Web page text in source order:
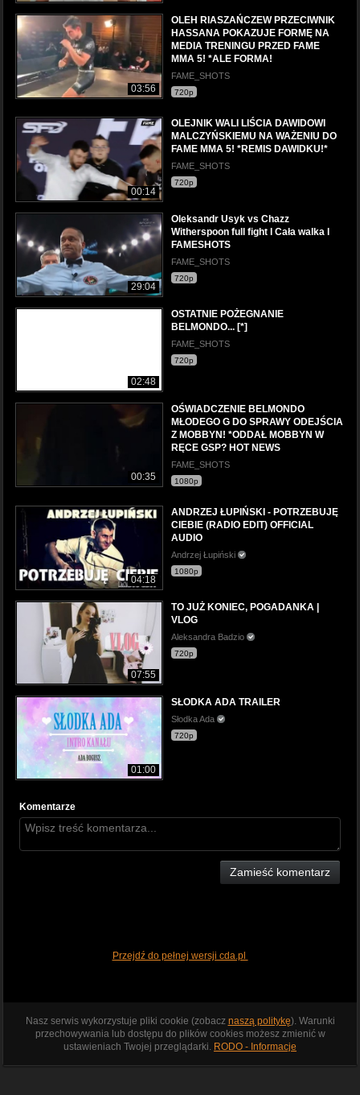
03:56
OLEH RIASZAŃCZEW PRZECIWNIK
HASSANA POKAZUJE FORMĘ NA
MEDIA TRENINGU PRZED FAME
MMA 5! *ALE FORMA!
FAME_SHOTS
720p
00:14
OLEJNIK WALI LIŚCIA DAWIDOWI
MALCZYŃSKIEMU NA WAŻENIU DO
FAME MMA 5! *REMIS DAWIDKU!*
FAME_SHOTS
720p
29:04
Oleksandr Usyk vs Chazz
Witherspoon full fight l Cała walka l
FAMESHOTS
FAME_SHOTS
720p
02:48
OSTATNIE POŻEGNANIE
BELMONDO... [*]
FAME_SHOTS
720p
00:35
OŚWIADCZENIE BELMONDO
MŁODEGO G DO SPRAWY ODEJŚCIA
Z MOBBYN! *ODDAŁ MOBBYN W
RĘCE GSP? HOT NEWS
FAME_SHOTS
1080p
04:18
ANDRZEJ ŁUPIŃSKI - POTRZEBUJĘ
CIEBIE (RADIO EDIT) OFFICIAL
AUDIO
Andrzej Łupiński
1080p
07:55
TO JUŻ KONIEC, POGADANKA |
VLOG
Aleksandra Badzio
720p
01:00
SŁODKA ADA TRAILER
Słodka Ada
720p
Komentarze
Zamieść komentarz
Przejdź do pełnej wersji cda.pl
Nasz serwis wykorzystuje pliki cookie (zobacz naszą politykę). Warunki
przechowywania lub dostępu do plików cookies możesz zmienić w
ustawieniach Twojej przeglądarki. RODO - Informacje